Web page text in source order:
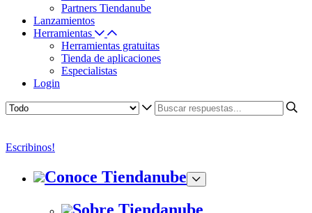
Partners Tiendanube
Lanzamientos
Herramientas
Herramientas gratuitas
Tienda de aplicaciones
Especialistas
Login
Escribinos!
Conoce Tiendanube